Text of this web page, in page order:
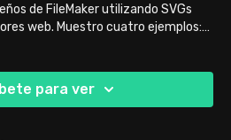
de FileMaker utilizando SVGs
web. Muestro cuatro ejemplos:
de Europa y un plano de las calles
mínimo de guiones y muy pocos
entramos a fondo en el
para ver